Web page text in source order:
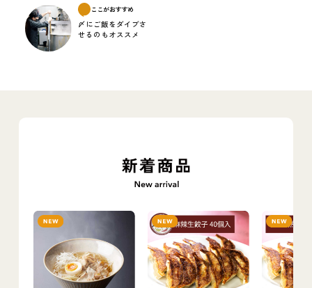
ここがおすすめ
〆にご飯をダイブさ
せるのもオススメ